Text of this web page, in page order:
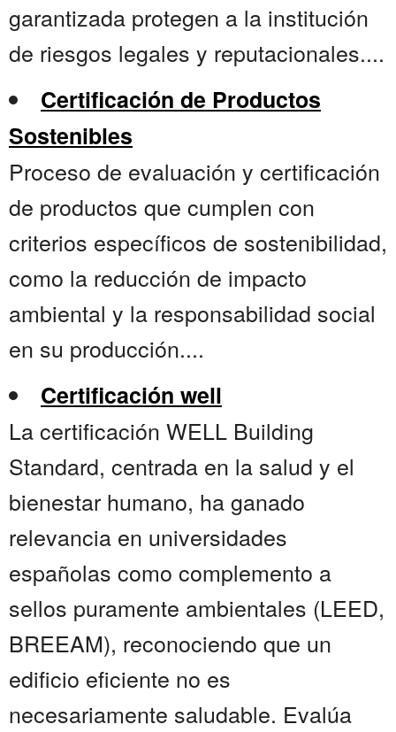
garantizada protegen a la institución
de riesgos legales y reputacionales....
Certificación de Productos
Sostenibles
Proceso de evaluación y certificación
de productos que cumplen con
criterios específicos de sostenibilidad,
como la reducción de impacto
ambiental y la responsabilidad social
en su producción....
Certificación well
La certificación WELL Building
Standard, centrada en la salud y el
bienestar humano, ha ganado
relevancia en universidades
españolas como complemento a
sellos puramente ambientales (LEED,
BREEAM), reconociendo que un
edificio eficiente no es
necesariamente saludable. Evalúa